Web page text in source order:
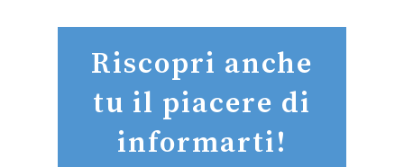
Riscopri anche
tu il piacere di
informarti!